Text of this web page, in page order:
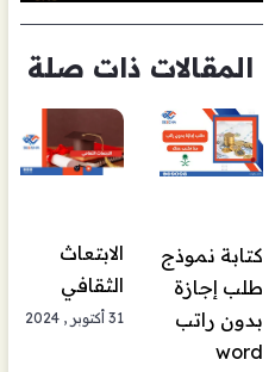
المقالات ذات صلة
كتابة نموذج
طلب إجازة
بدون راتب
word
الابتعاث
الثقافي
31 أكتوبر , 2024